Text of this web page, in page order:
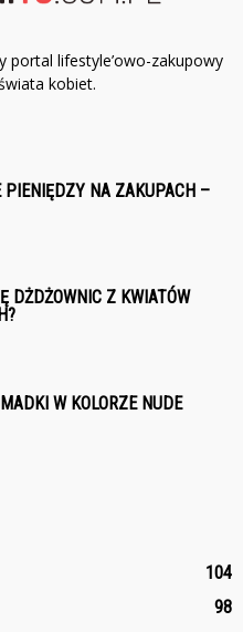
lifestyle’owo-zakupowy
kobiet.
PIENIĘDZY NA ZAKUPACH –
DŻDŻOWNIC Z KWIATÓW
W KOLORZE NUDE
104
98